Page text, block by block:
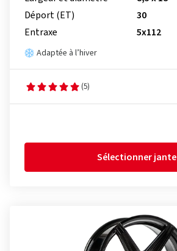
Déport (ET)
30
Entraxe
5x112
Adaptée à l’hiver
(5)
Sélectionner jante